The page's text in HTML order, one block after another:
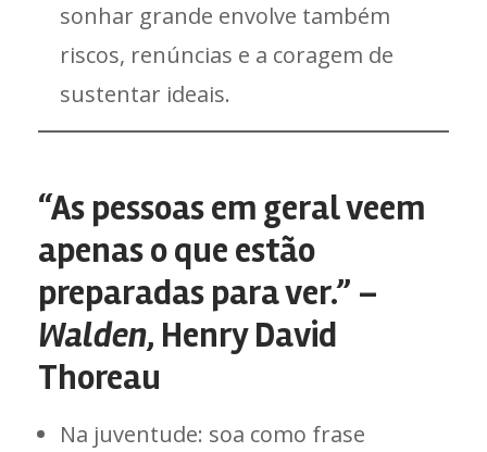
sonhar grande envolve também
riscos, renúncias e a coragem de
sustentar ideais.
“As pessoas em geral veem
apenas o que estão
preparadas para ver.” –
Walden, Henry David
Thoreau
Na juventude: soa como frase